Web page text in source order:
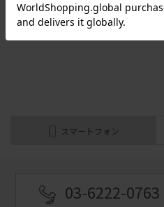
（全2 件）
スマートフォン
03-6222-0763